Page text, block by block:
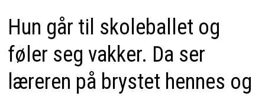
Hun går til skoleballet og
føler seg vakker. Da ser
læreren på brystet hennes og